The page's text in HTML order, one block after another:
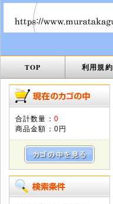
TOP 利用規約
合計数量： 0
商品金額： 0円